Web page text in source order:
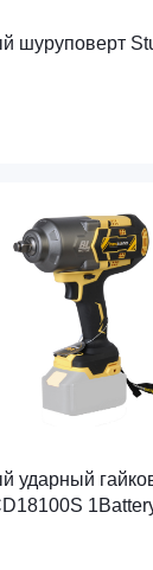
шуруповерт
ударный